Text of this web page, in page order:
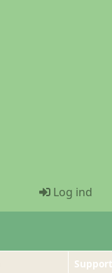
Menü
Log ind
Support